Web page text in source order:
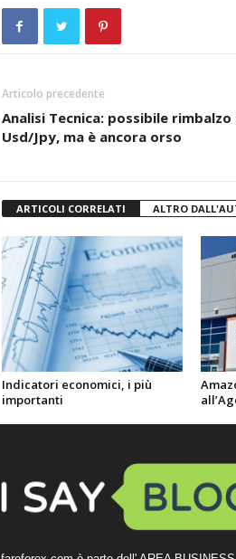
Articolo precedente
Analisi Tecnica: possibile rimbalzo
Usd/Jpy, ma è ancora orso
ARTICOLI CORRELATI ALTRO
Indicatori economici, i più
importanti